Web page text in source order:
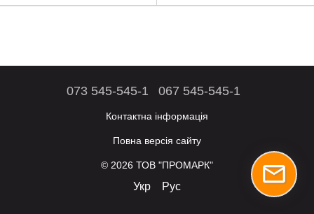
073 545-545-1 067 545-545-1
Контактна інформація
Повна версія сайту
© 2026 ТОВ "ПРОМАРК"
Укр Рус